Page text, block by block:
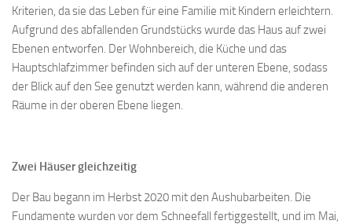
Kriterien, da sie das Leben für eine Familie mit Kindern erleichtern.
Aufgrund des abfallenden Grundstücks wurde das Haus auf zwei
Ebenen entworfen. Der Wohnbereich, die Küche und das
Hauptschlafzimmer befinden sich auf der unteren Ebene, sodass
der Blick auf den See genutzt werden kann, während die anderen
Räume in der oberen Ebene liegen.
Zwei Häuser gleichzeitig
Der Bau begann im Herbst 2020 mit den Aushubarbeiten. Die
Fundamente wurden vor dem Schneefall fertiggestellt, und im Mai,